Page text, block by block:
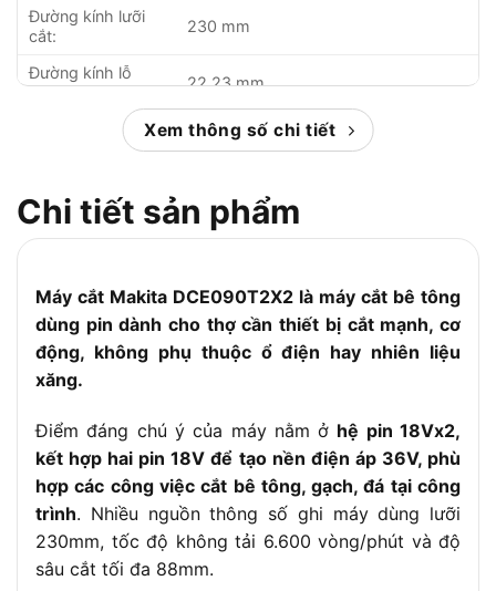
Đường kính lưỡi
cắt:
230 mm
Đường kính lỗ
trong lưỡi cắt:
22.23 mm
Khả năng cắt sâu
88 mm
Trọng lượng:
5.6 kg
Xuất xứ:
Nhật Bản
Bảo hành:
6 tháng
Xem thông số chi tiết
Chi tiết sản phẩm
Máy cắt Makita DCE090T2X2 là máy cắt bê tông
dùng pin dành cho thợ cần thiết bị cắt mạnh, cơ
động, không phụ thuộc ổ điện hay nhiên liệu
xăng.
Điểm đáng chú ý của máy nằm ở hệ pin 18Vx2,
kết hợp hai pin 18V để tạo nền điện áp 36V, phù
hợp các công việc cắt bê tông, gạch, đá tại công
trình. Nhiều nguồn thông số ghi máy dùng lưỡi
230mm, tốc độ không tải 6.600 vòng/phút và độ
sâu cắt tối đa 88mm.